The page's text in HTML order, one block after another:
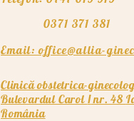
Clinică obstetrica-
Bulevardul Carol Inr. 48
România
Email: office@allia-
0371 371 381